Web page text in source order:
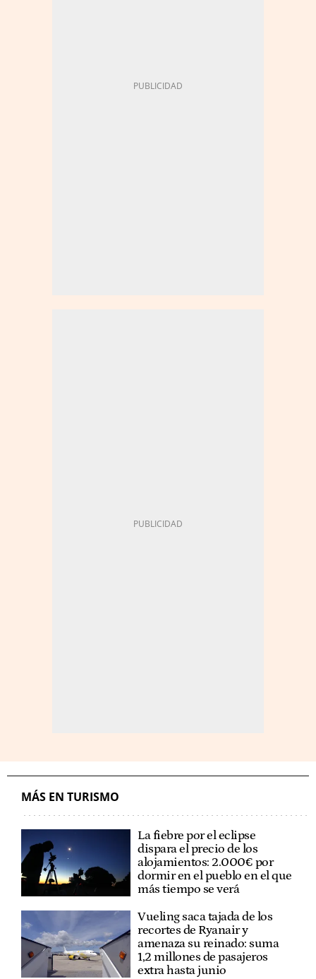
MÁS EN TURISMO
La fiebre por el eclipse
dispara el precio de los
alojamientos: 2.000€ por
dormir en el pueblo en el que
más tiempo se verá
Vueling saca tajada de los
recortes de Ryanair y
amenaza su reinado: suma
1,2 millones de pasajeros
extra hasta junio